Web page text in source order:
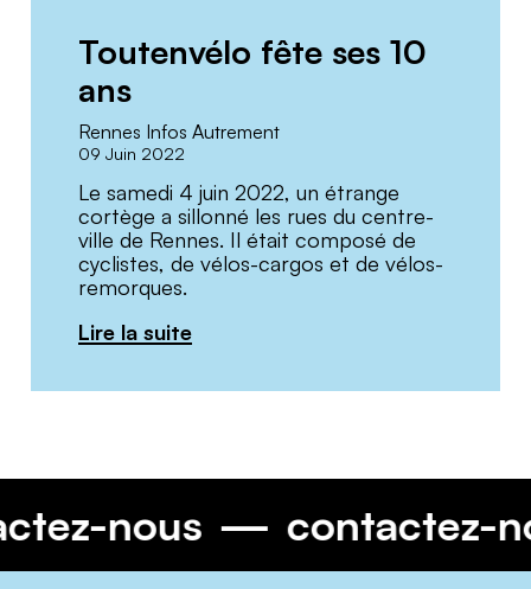
Toutenvélo fête ses 10
ans
Rennes Infos Autrement
09 Juin 2022
Le samedi 4 juin 2022, un étrange
cortège a sillonné les rues du centre-
ville de Rennes. Il était composé de
cyclistes, de vélos-cargos et de vélos-
remorques.
Lire la suite
nous